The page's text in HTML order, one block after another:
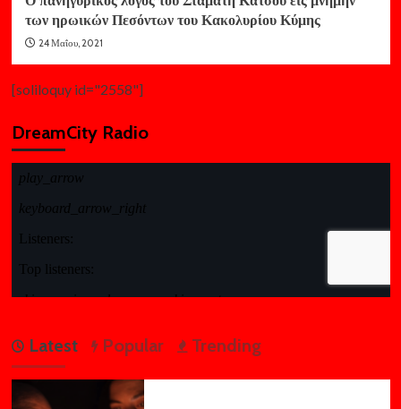
των ηρωικών Πεσόντων του Κακολυρίου Κύμης
24 Μαΐου, 2021
[soliloquy id="2558"]
DreamCity Radio
Latest Popular Trending